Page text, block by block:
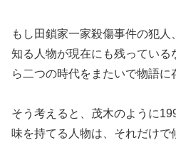
もし田鎖家一家殺傷事件の犯人
知る人物が現在にも残ってい
ら二つの時代をまたいで物語に
そう考えると、茂木のように
味を持てる人物は、それだけで